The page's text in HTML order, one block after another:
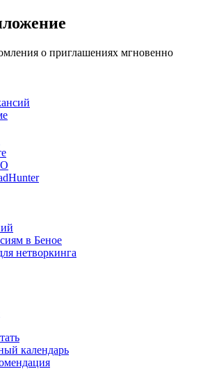
о приглашениях мгновенно
в Беное
нетворкинга
календарь